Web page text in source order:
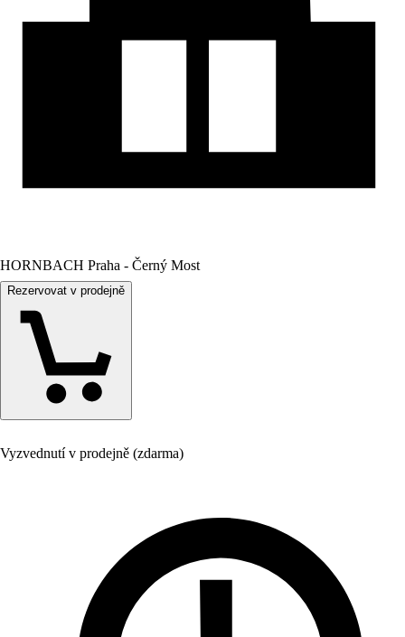
HORNBACH Praha - Černý Most
Rezervovat v prodejně
Vyzvednutí v prodejně (zdarma)